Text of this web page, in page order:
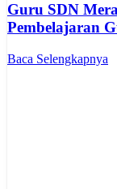
Guru SDN
Pembelajaran
Baca Selengkapnya